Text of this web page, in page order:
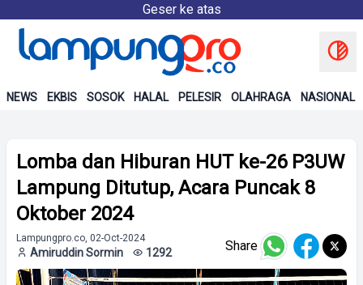
Geser ke atas
NEWS EKBIS SOSOK HALAL PELESIR OLAHRAGA NASIONAL
Lomba dan Hiburan HUT ke-26 P3UW
Lampung Ditutup, Acara Puncak 8
Oktober 2024
Lampungpro.co, 02-Oct-2024
Amiruddin Sormin 1292 Share